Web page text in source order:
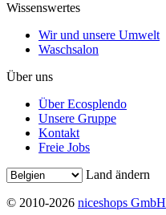
Wissenswertes
Wir und unsere Umwelt
Waschsalon
Über uns
Über Ecosplendo
Unsere Gruppe
Kontakt
Freie Jobs
Land ändern
© 2010-2026 niceshops GmbH